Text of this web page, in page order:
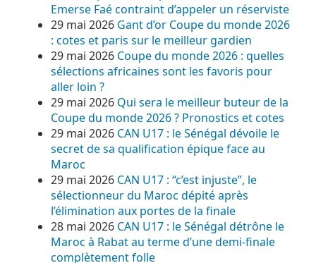
Emerse Faé contraint d’appeler un réserviste
29 mai 2026 Gant d’or Coupe du monde 2026
: cotes et paris sur le meilleur gardien
29 mai 2026 Coupe du monde 2026 : quelles
sélections africaines sont les favoris pour
aller loin ?
29 mai 2026 Qui sera le meilleur buteur de la
Coupe du monde 2026 ? Pronostics et cotes
29 mai 2026 CAN U17 : le Sénégal dévoile le
secret de sa qualification épique face au
Maroc
29 mai 2026 CAN U17 : “c’est injuste”, le
sélectionneur du Maroc dépité après
l’élimination aux portes de la finale
28 mai 2026 CAN U17 : le Sénégal détrône le
Maroc à Rabat au terme d’une demi-finale
complètement folle